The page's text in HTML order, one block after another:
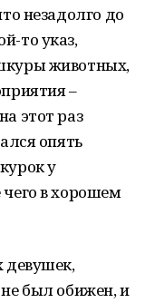
незадолго до
то указ,
животных,
–
этот раз
опять
у
в хорошем
девушек,
был обижен, и